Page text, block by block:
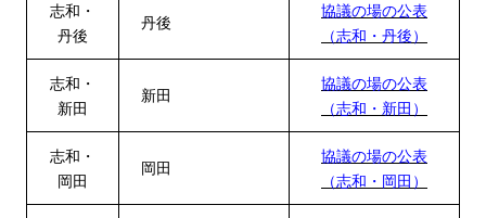
志和・
丹後
丹後
協議の場の公表
（志和・丹後）
志和・
新田
新田
協議の場の公表
（志和・新田）
志和・
岡田
岡田
協議の場の公表
（志和・岡田）